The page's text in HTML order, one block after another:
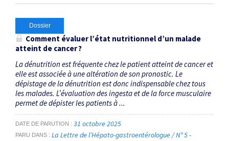
Dossier
Comment évaluer l’état nutritionnel d’un malade
atteint de cancer ?
La dénutrition est fréquente chez le patient atteint de cancer et
elle est associée à une altération de son pronostic. Le
dépistage de la dénutrition est donc indispensable chez tous
les malades. L’évaluation des ingesta et de la force musculaire
permet de dépister les patients à ...
DATE DE PARUTION 31 octobre 2025
PARU DANS
La Lettre de l’Hépato-gastroentérologue / N° 5 -